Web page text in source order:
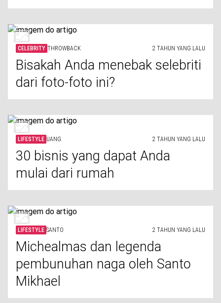
CELEBRITY THROWBACK 2 TAHUN YANG LALU
Bisakah Anda menebak selebriti
dari foto-foto ini?
LIFESTYLE UANG 2 TAHUN YANG LALU
30 bisnis yang dapat Anda
mulai dari rumah
LIFESTYLE SANTO 2 TAHUN YANG LALU
Michealmas dan legenda
pembunuhan naga oleh Santo
Mikhael